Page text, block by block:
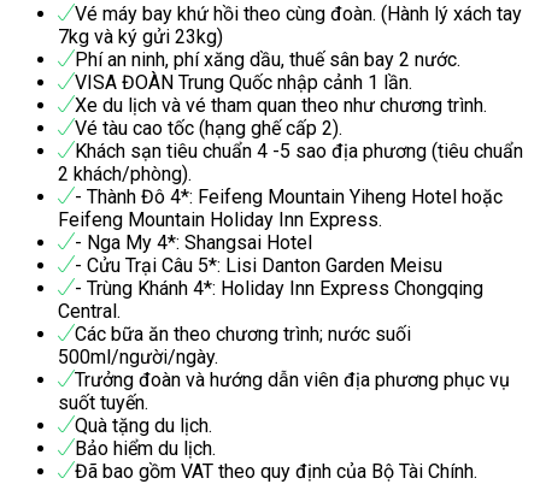
Vé máy bay khứ hồi theo cùng đoàn. (Hành lý xách tay
7kg và ký gửi 23kg)
Phí an ninh, phí xăng dầu, thuế sân bay 2 nước.
VISA ĐOÀN Trung Quốc nhập cảnh 1 lần.
Xe du lịch và vé tham quan theo như chương trình.
Vé tàu cao tốc (hạng ghế cấp 2).
Khách sạn tiêu chuẩn 4 -5 sao địa phương (tiêu chuẩn
2 khách/phòng).
- Thành Đô 4*: Feifeng Mountain Yiheng Hotel hoặc
Feifeng Mountain Holiday Inn Express.
- Nga My 4*: Shangsai Hotel
- Cửu Trại Câu 5*: Lisi Danton Garden Meisu
- Trùng Khánh 4*: Holiday Inn Express Chongqing
Central.
Các bữa ăn theo chương trình; nước suối
500ml/người/ngày.
Trưởng đoàn và hướng dẫn viên địa phương phục vụ
suốt tuyến.
Quà tặng du lịch.
Bảo hiểm du lịch.
Đã bao gồm VAT theo quy định của Bộ Tài Chính.